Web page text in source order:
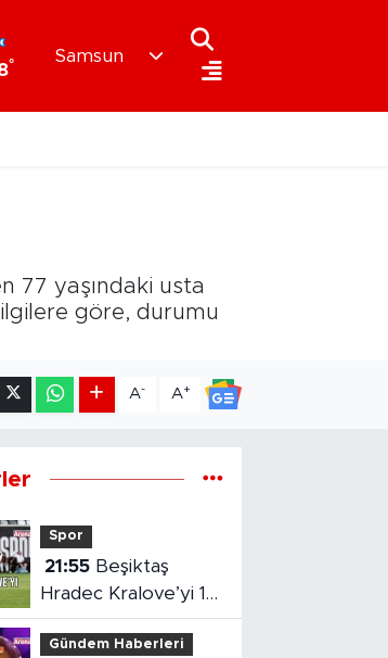
°
Samsun
77 yaşındaki usta
göre, durumu
A- A+
Spor
21:55
Hradec Kralove’yi 1-
0 mağlup etti
Gündem Haberleri